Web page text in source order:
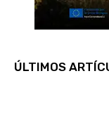
ÚLTIMOS